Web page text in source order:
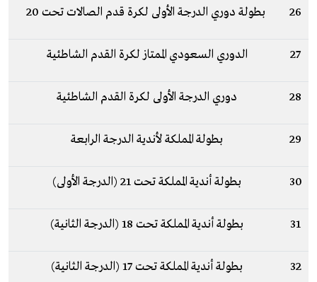
26 بطولة دوري الدرجة الأولى لكرة قدم الصالات تحت 20
27 الدوري السعودي الممتاز لكرة القدم الشاطئية
28 دوري الدرجة الأولى لكرة القدم الشاطئية
29 بطولة المملكة لأندية الدرجة الرابعة
30 بطولة أندية المملكة تحت 21 (الدرجة الأولى)
31 بطولة أندية المملكة تحت 18 (الدرجة الثانية)
32 بطولة أندية المملكة تحت 17 (الدرجة الثانية)